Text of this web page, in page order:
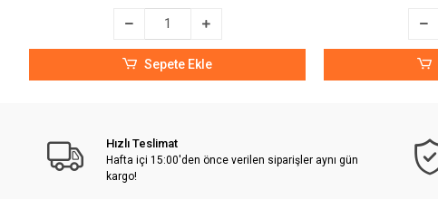
Sepete Ekle
Hızlı Teslimat
Hafta içi 15:00'den önce verilen siparişler aynı gün
kargo!